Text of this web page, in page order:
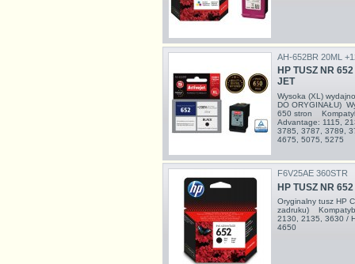
AH-652BR 20ML
HP TUSZ NR
JET
Wysoka (XL)
DO ORYGINAŁU)
650 stron
Advantage: 1115,
3785, 3787, 3789,
4675, 5075, 5275
F6V25AE 360STR
HP TUSZ NR
Oryginalny tusz HP
zadruku)
2130, 2135, 3630 /
4650